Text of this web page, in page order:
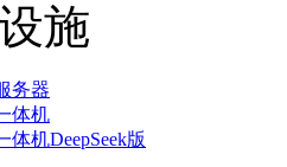
施
务器
体机
机DeepSeek版